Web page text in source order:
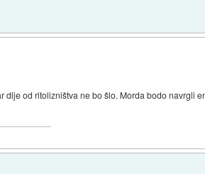
od ritolizništva ne bo šlo. Morda bodo navrgli